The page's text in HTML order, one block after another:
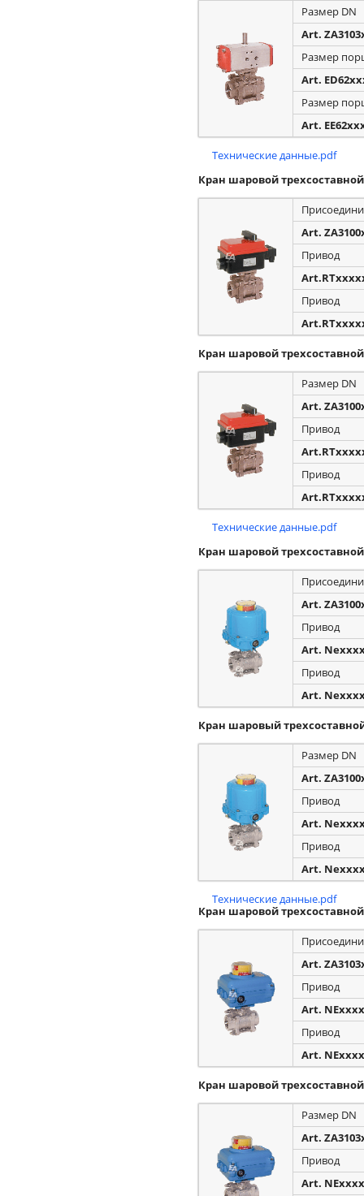
Размер DN
Art.
Размер
Art.
Размер
Art.
Технические данные.pdf
Кран шаровой
Art.
Привод
Привод
Кран шаровой
Размер DN
Art.
Привод
Привод
Технические данные.pdf
Кран шаровой
Art.
Привод
Art.
Привод
Art.
Кран шаровый
Размер DN
Art.
Привод
Art.
Привод
Art.
Технические данные.pdf
Кран шаровой
Art.
Привод
Art.
Привод
Art.
Кран шаровой
Размер DN
Art.
Привод
Art.